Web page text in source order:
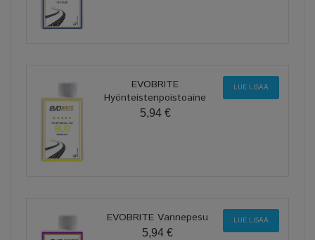
EVOBRITE
Hyönteistenpoistoaine
5,94 €
LUE LISÄÄ
EVOBRITE Vannepesu
5,94 €
LUE LISÄÄ